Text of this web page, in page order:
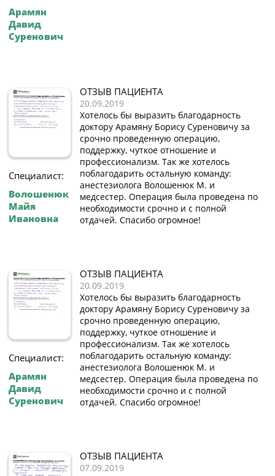
Арамян
Давид
Суренович
Специалист:
Волошенюк
Майя
Ивановна
ОТЗЫВ ПАЦИЕНТА
20.09.2019
Хотелось бы выразить благодарность
доктору Арамяну Борису Суреновичу за
срочно проведенную операцию,
поддержку, чуткое отношение и
профессионализм. Так же хотелось
поблагодарить остальную команду:
анестезиолога Волошенюк М. и
медсестер. Операция была проведена по
необходимости срочно и с полной
отдачей. Спасибо огромное!
Специалист:
Арамян
Давид
Суренович
ОТЗЫВ ПАЦИЕНТА
20.09.2019
Хотелось бы выразить благодарность
доктору Арамяну Борису Суреновичу за
срочно проведенную операцию,
поддержку, чуткое отношение и
профессионализм. Так же хотелось
поблагодарить остальную команду:
анестезиолога Волошенюк М. и
медсестер. Операция была проведена по
необходимости срочно и с полной
отдачей. Спасибо огромное!
ОТЗЫВ ПАЦИЕНТА
07.09.2019